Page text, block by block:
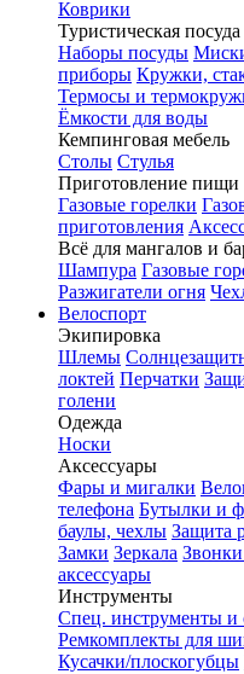
Коврики
Туристическая посуда
Наборы посуды
приборы Кружки,
Термосы и
Ёмкости для воды
Кемпинговая мебель
Столы Стулья
Приготовление пищи
Газовые горелки
приготовления
Всё для мангалов и
Шампура Газовые
Разжигатели огня
Велоспорт
Экипировка
Шлемы
локтей Перчатки
голени
Одежда
Носки
Аксессуары
Фары и мигалки
телефона Бутылки и
баулы, чехлы Защита
Замки Зеркала
аксессуары
Инструменты
Спец. инструменты и
Ремкомплекты для
Кусачки/плоскогубцы